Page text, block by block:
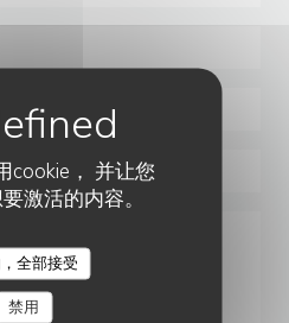
cookie， 并让您
激活的内容。
全部接受
禁用